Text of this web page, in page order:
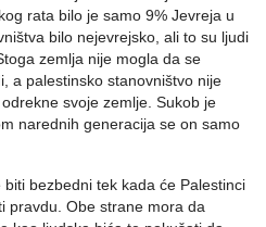
rata bilo je samo 9% Jevreja u
bilo nejevrejsko, ali to su ljudi
zemlja nije mogla da se
a palestinsko stanovništvo nije
svoje zemlje. Sukob je
narednih generacija se on samo
bezbedni tek kada će Palestinci
pravdu. Obe strane mora da